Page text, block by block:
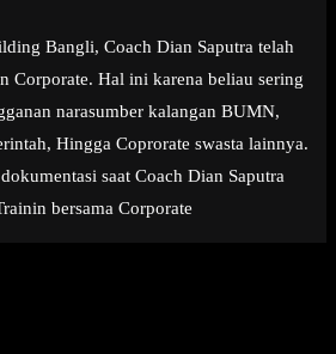
Bangli, Coach Dian Saputra telah
Corporate. Hal ini karena beliau sering
narasumber kalangan BUMN,
Hingga Coprorate swasta lainnya.
saat Coach Dian Saputra
bersama Corporate